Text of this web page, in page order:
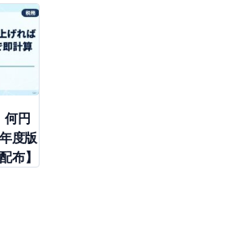
何円
度版
布】